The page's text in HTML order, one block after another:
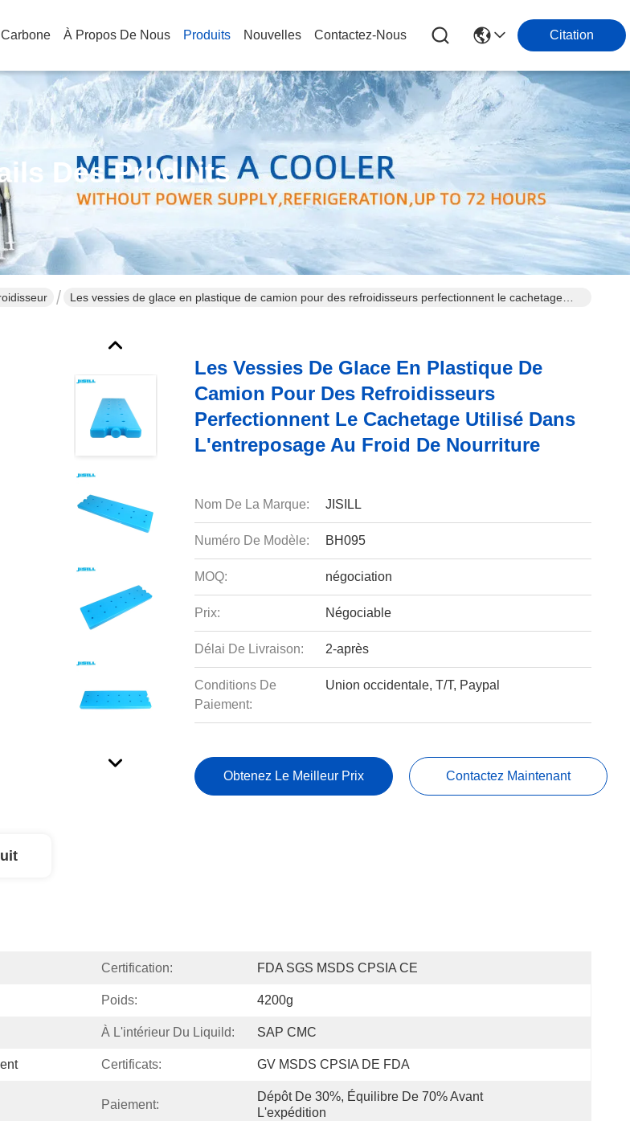
À Propos De Nous Produits Nouvelles Contactez-Nous Citation
Des Produits
Les vessies de glace en plastique de camion pour des refroidisseurs perfectionnent le cachetage
Les Vessies De Glace En Plastique De
Camion Pour Des Refroidisseurs
Perfectionnent Le Cachetage Utilisé Dans
L'entreposage Au Froid De Nourriture
Nom De La Marque: JISILL
Numéro De Modèle: BH095
MOQ: négociation
Prix: Négociable
Délai De Livraison: 2-après
Conditions De
Paiement:
Union occidentale, T/T, Paypal
Obtenez Le Meilleur Prix Contactez Maintenant
Certification: FDA SGS MSDS CPSIA CE
Poids: 4200g
À L'intérieur Du Liquild: SAP CMC
Certificats: GV MSDS CPSIA DE FDA
Paiement:
Dépôt De 30%, Équilibre De 70% Avant
L'expédition